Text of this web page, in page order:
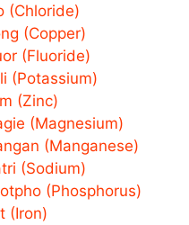
(Chloride)
(Copper)
(Fluoride)
(Potassium)
(Zinc)
(Magnesium)
(Manganese)
(Sodium)
(Phosphorus)
(Iron)